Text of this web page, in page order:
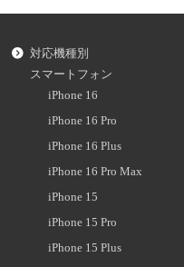
対応機種別
スマートフォン
iPhone 16
iPhone 16 Pro
iPhone 16 Plus
iPhone 16 Pro Max
iPhone 15
iPhone 15 Pro
iPhone 15 Plus